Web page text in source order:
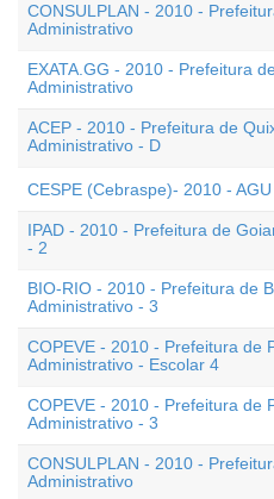
CONSULPLAN - 2010 -
Administrativo
EXATA.GG - 2010 - Prefeitura
Administrativo
ACEP - 2010 - Prefeitura de
Administrativo - D
CESPE (Cebraspe)- 2010 -
IPAD - 2010 - Prefeitura de
- 2
BIO-RIO - 2010 - Prefeitura de
Administrativo - 3
COPEVE - 2010 - Prefeitura de
Administrativo - Escolar 4
COPEVE - 2010 - Prefeitura de
Administrativo - 3
CONSULPLAN - 2010 -
Administrativo